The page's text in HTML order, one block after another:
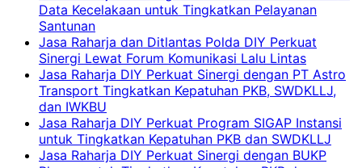
Data Kecelakaan untuk Tingkatkan Pelayanan
Santunan
Jasa Raharja dan Ditlantas Polda DIY Perkuat
Sinergi Lewat Forum Komunikasi Lalu Lintas
Jasa Raharja DIY Perkuat Sinergi dengan PT Astro
Transport Tingkatkan Kepatuhan PKB, SWDKLLJ,
dan IWKBU
Jasa Raharja DIY Perkuat Program SIGAP Instansi
untuk Tingkatkan Kepatuhan PKB dan SWDKLLJ
Jasa Raharja DIY Perkuat Sinergi dengan BUKP